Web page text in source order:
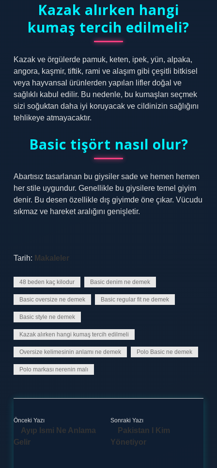
Kazak alırken hangi
kumaş tercih edilmeli?
Kazak ve örgülerde pamuk, keten, ipek, yün, alpaka,
angora, kaşmir, tiftik, rami ve alaşım gibi çeşitli bitkisel
veya hayvansal ürünlerden yapılan lifler doğal ve
sağlıklı kabul edilir. Bu nedenle, bu kumaşları seçmek
sizi soğuktan daha iyi koruyacak ve cildinizin sağlığını
tehlikeye atmayacaktır.
Basic tişört nasıl olur?
Abartısız tasarlanan bu giysiler sade ve hemen hemen
her stile uygundur. Genellikle bu giysilere temel giyim
denir. Bu desen özellikle dış giyimde öne çıkar. Vücudu
sıkmaz ve hareket aralığını genişletir.
Tarih: Makaleler
48 beden kaç kilodur Basic denim ne demek
Basic oversize ne demek Basic regular fit ne demek
Basic style ne demek
Kazak alırken hangi kumaş tercih edilmeli
Oversize kelimesinin anlamı ne demek Polo Basic ne demek
Polo markası nerenin malı
Önceki Yazı
Ayıp Ismi Ne Anlama
Gelir
Sonraki Yazı
Pakistan I Kim
Yönetiyor